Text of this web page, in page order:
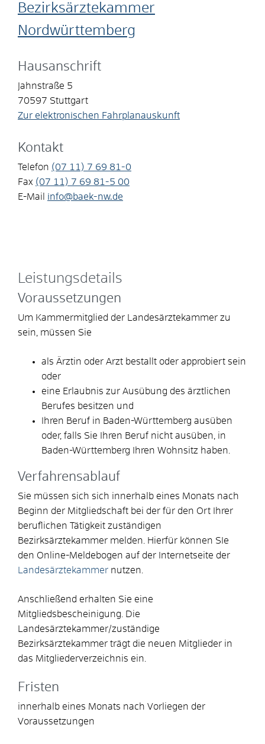
Bezirksärztekammer
Nordwürttemberg
Hausanschrift
Jahnstraße 5
70597 Stuttgart
Zur elektronischen Fahrplanauskunft
Kontakt
Telefon (07 11) 7 69 81-0
Fax (07 11) 7 69 81-5 00
E-Mail
info@baek-nw.de
Leistungsdetails
Voraussetzungen
Um Kammermitglied der Landesärztekammer zu
sein, müssen Sie
als Ärztin oder Arzt bestallt oder approbiert sein
oder
eine Erlaubnis zur Ausübung des ärztlichen
Berufes besitzen und
Ihren Beruf in Baden-Württemberg ausüben
oder, falls Sie Ihren Beruf nicht ausüben, in
Baden-Württemberg Ihren Wohnsitz haben.
Verfahrensablauf
Sie müssen sich sich innerhalb eines Monats nach
Beginn der Mitgliedschaft bei der für den Ort Ihrer
beruflichen Tätigkeit zuständigen
Bezirksärztekammer melden. Hierfür können SIe
den Online-Meldebogen auf der Internetseite der
Landesärztekammer nutzen.
Anschließend erhalten Sie eine
Mitgliedsbescheinigung. Die
Landesärztekammer/zuständige
Bezirksärztekammer trägt die neuen Mitglieder in
das Mitgliederverzeichnis ein.
Fristen
innerhalb eines Monats nach Vorliegen der
Voraussetzungen